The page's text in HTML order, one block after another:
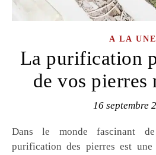
A LA UNE
La purification
de vos pierres
16 septembre
Dans le monde fascinant de la lithothérapie, la
purification des pierres est une